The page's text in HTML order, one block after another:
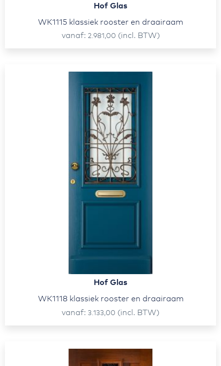
Hof Glas
WK1115 klassiek rooster en draairaam
vanaf
2.981,00 (incl. BTW)
Hof Glas
WK1118 klassiek rooster en draairaam
vanaf 3.133,00 (incl. BTW)